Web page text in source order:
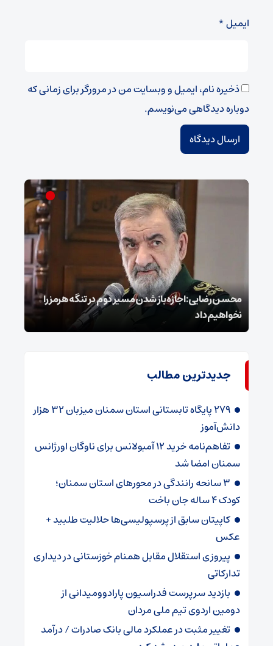
ایمیل*
ذخیره نام، ایمیل و وبسایت من در مرورگر برای زمانی که
دوباره دیدگاهی می‌نویسم.
محسن رضایی: اجازه باز شدن مسیر دوم در تنگه هرمز را
نخواهیم داد
جدیدترین مطالب
۲۷۹ پایگاه تابستانی استان سمنان میزبان ۳۲ هزار
دانش‌آموز
تفاهم‌نامه خرید ۱۲ آمبولانس برای ناوگان اورژانس
سمنان امضا شد
۳ سانحه رانندگی در محورهای استان سمنان؛
کودک ۴ ساله جان باخت
کاپیتان سابق از پرسپولیسی‌ها حلالیت طلبید +
عکس
پیروزی استقلال مقابل همنام خوزستانی در دیداری
تدارکاتی
بازدید سرپرست فدراسیون پارادوومیدانی از
دومین اردوی تیم ملی مردان
تغییر مثبت در عملکرد مالی بانک صادرات / درآمد